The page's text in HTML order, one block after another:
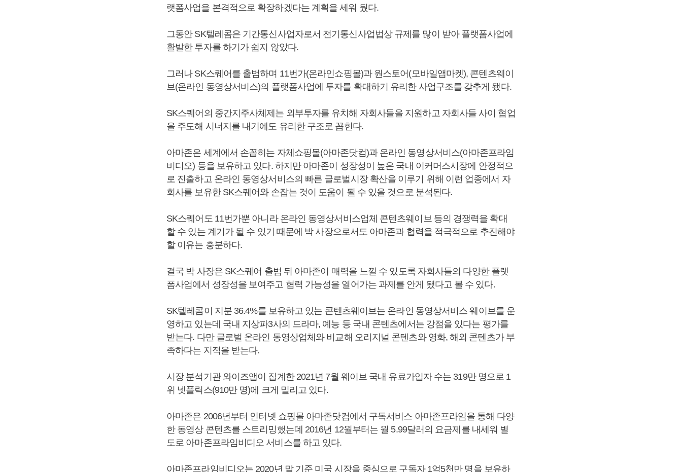
랫폼사업을 본격적으로 확장하겠다는 계획을 세워 뒀다.
그동안 SK텔레콤은 기간통신사업자로서 전기통신사업법상 규제를 많이 받아 플랫폼사업에
활발한 투자를 하기가 쉽지 않았다.
그러나 SK스퀘어를 출범하며 11번가(온라인쇼핑몰)과 원스토어(모바일앱마켓), 콘텐츠웨이
브(온라인 동영상서비스)의 플랫폼사업에 투자를 확대하기 유리한 사업구조를 갖추게 됐다.
SK스퀘어의 중간지주사체제는 외부투자를 유치해 자회사들을 지원하고 자회사들 사이 협업
을 주도해 시너지를 내기에도 유리한 구조로 꼽힌다.
아마존은 세계에서 손꼽히는 자체쇼핑몰(아마존닷컴)과 온라인 동영상서비스(아마존프라임
비디오) 등을 보유하고 있다. 하지만 아마존이 성장성이 높은 국내 이커머스시장에 안정적으
로 진출하고 온라인 동영상서비스의 빠른 글로벌시장 확산을 이루기 위해 이런 업종에서 자
회사를 보유한 SK스퀘어와 손잡는 것이 도움이 될 수 있을 것으로 분석된다.
SK스퀘어도 11번가뿐 아니라 온라인 동영상서비스업체 콘텐츠웨이브 등의 경쟁력을 확대
할 수 있는 계기가 될 수 있기 때문에 박 사장으로서도 아마존과 협력을 적극적으로 추진해야
할 이유는 충분하다.
결국 박 사장은 SK스퀘어 출범 뒤 아마존이 매력을 느낄 수 있도록 자회사들의 다양한 플랫
폼사업에서 성장성을 보여주고 협력 가능성을 열어가는 과제를 안게 됐다고 볼 수 있다.
SK텔레콤이 지분 36.4%를 보유하고 있는 콘텐츠웨이브는 온라인 동영상서비스 웨이브를 운
영하고 있는데 국내 지상파3사의 드라마, 예능 등 국내 콘텐츠에서는 강점을 있다는 평가를
받는다. 다만 글로벌 온라인 동영상업체와 비교해 오리지널 콘텐츠와 영화, 해외 콘텐츠가 부
족하다는 지적을 받는다.
시장 분석기관 와이즈앱이 집계한 2021년 7월 웨이브 국내 유료가입자 수는 319만 명으로 1
위 넷플릭스(910만 명)에 크게 밀리고 있다.
아마존은 2006년부터 인터넷 쇼핑몰 아마존닷컴에서 구독서비스 아마존프라임을 통해 다양
한 동영상 콘텐츠를 스트리밍했는데 2016년 12월부터는 월 5.99달러의 요금제를 내세워 별
도로 아마존프라임비디오 서비스를 하고 있다.
아마존프라임비디오는 2020년 말 기준 미국 시장을 중심으로 구독자 1억5천만 명을 보유하